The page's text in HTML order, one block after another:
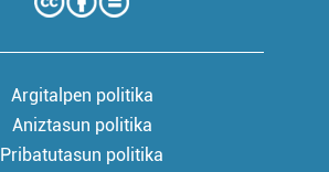
Argitalpen politika
Aniztasun politika
Pribatutasun politika